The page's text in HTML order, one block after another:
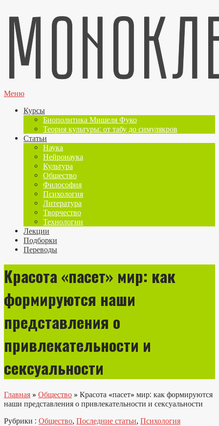
Меню
Курсы
Биополитика Мишеля Фуко
Теория культуры: от табу до симулякров
Статьи
Наука
Нейронаука
Культура
Общество
Философия
Психология
Литература
Творчество
Технологии
Лекции
Подборки
Переводы
Красота «пасет» мир: как
формируются наши
представления о
привлекательности и
сексуальности
Главная » Общество » Красота «пасет» мир: как формируются
наши представления о привлекательности и сексуальности
Рубрики : Общество, Последние статьи, Психология